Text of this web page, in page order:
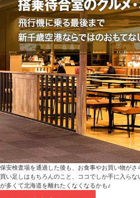
保安検査場を通過した後も、お食事やお買い物がさ
買い足しはもちろんのこと、ココでしか手に入ら
が多くて北海道を離れたくなくなるかも♪